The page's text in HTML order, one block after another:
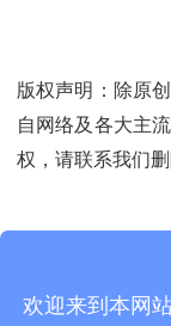
版权声明：除原
自网络及各大主
权，请联系我们删
欢迎来到本网